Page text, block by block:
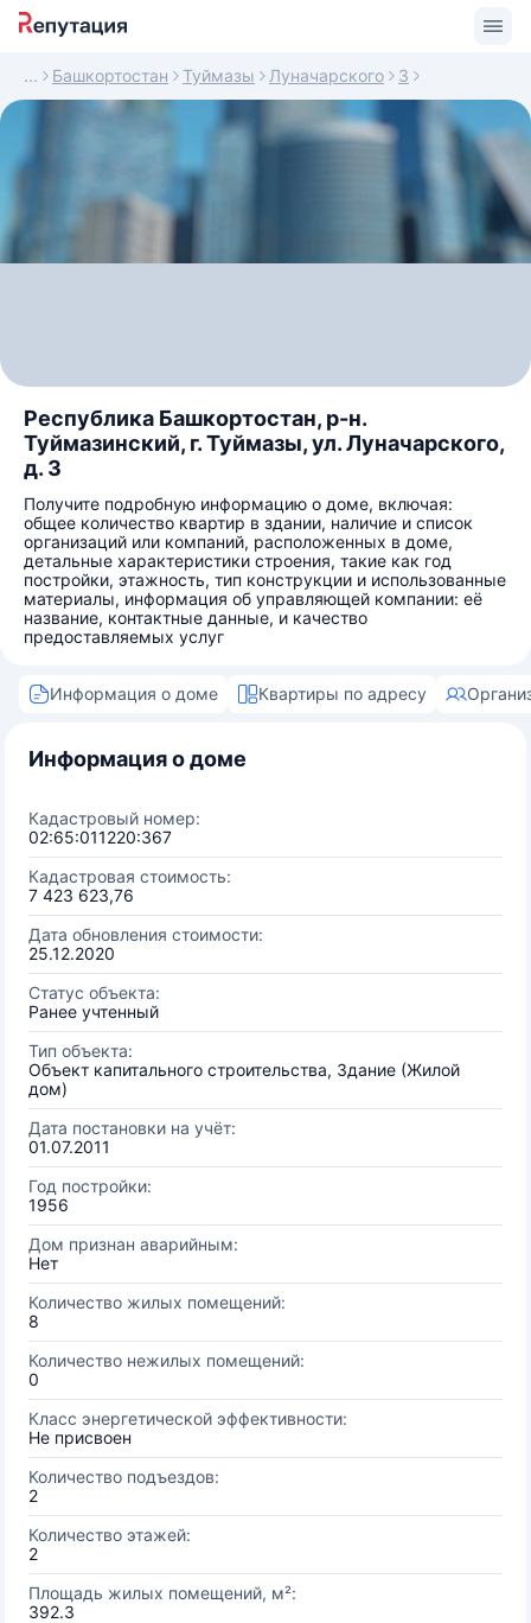
Башкортостан Туймазы Луначарского 3
Республика Башкортостан, р-н.
Туймазинский, г. Туймазы, ул. Луначарского,
д. 3
Получите подробную информацию о доме, включая:
общее количество квартир в здании, наличие и список
организаций или компаний, расположенных в доме,
детальные характеристики строения, такие как год
постройки, этажность, тип конструкции и использованные
материалы, информация об управляющей компании: её
название, контактные данные, и качество
предоставляемых услуг
Информация о доме Квартиры по адресу
Информация о доме
Кадастровый номер:
02:65:011220:367
Кадастровая стоимость:
7 423 623,76
Дата обновления стоимости:
25.12.2020
Статус объекта:
Ранее учтенный
Тип объекта:
Объект капитального строительства, Здание (Жилой
дом)
Дата постановки на учёт:
01.07.2011
Год постройки:
1956
Дом признан аварийным:
Нет
Количество жилых помещений:
8
Количество нежилых помещений:
0
Класс энергетической эффективности:
Не присвоен
Количество подъездов:
2
Количество этажей:
2
Площадь жилых помещений, м²:
392.3